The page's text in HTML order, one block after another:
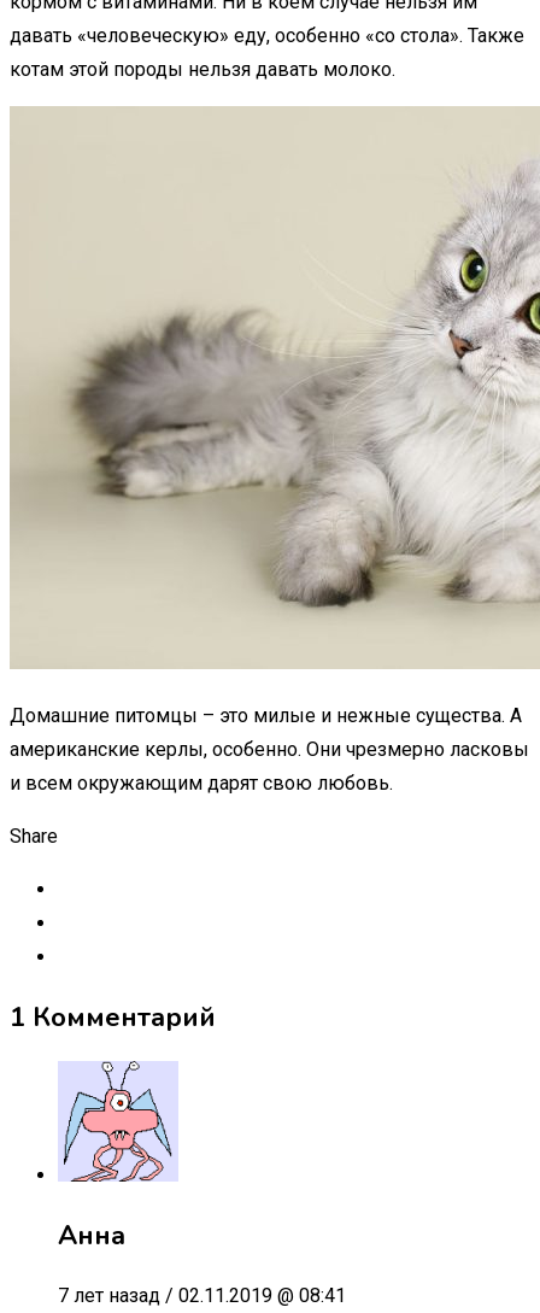
давать «человеческую» еду, особенно «со стола». Также
котам этой породы нельзя давать молоко.
Домашние питомцы – это милые и нежные существа. А
американские керлы, особенно. Они чрезмерно ласковы
и всем окружающим дарят свою любовь.
Share
1 Комментарий
Анна
7 лет назад / 02.11.2019 @ 08:41